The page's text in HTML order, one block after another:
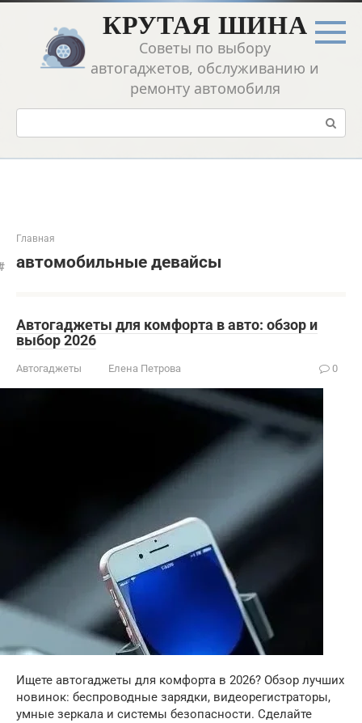
Перейти
контенту
КРУТАЯ ШИНА
Советы по выбору
автогаджетов, обслуживанию и
ремонту автомобиля
Поиск:
Главная
автомобильные девайсы
Автогаджеты для комфорта в авто: обзор и
выбор 2026
Автогаджеты Елена Петрова 0
Ищете автогаджеты для комфорта в 2026? Обзор лучших
новинок: беспроводные зарядки, видеорегистраторы,
умные зеркала и системы безопасности. Сделайте